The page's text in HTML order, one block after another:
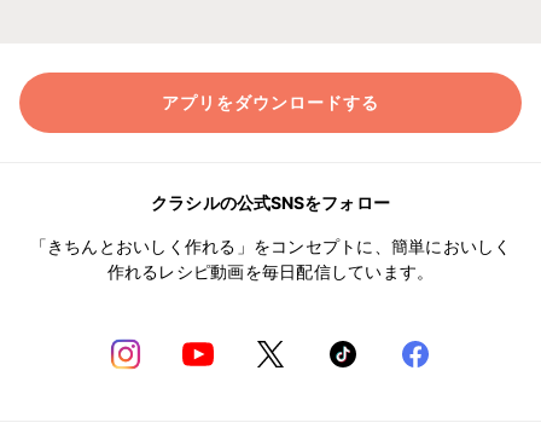
アプリをダウンロードする
クラシルの公式SNSをフォロー
「きちんとおいしく作れる」をコンセプトに、簡単においしく
作れるレシピ動画を毎日配信しています。